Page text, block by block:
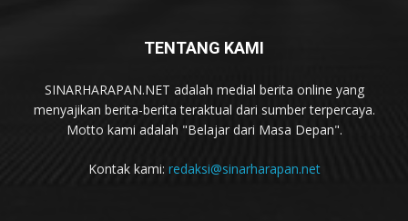
TENTANG KAMI
SINARHARAPAN.NET adalah medial berita online yang
menyajikan berita-berita teraktual dari sumber terpercaya.
Motto kami adalah "Belajar dari Masa Depan".
Kontak kami: redaksi@sinarharapan.net